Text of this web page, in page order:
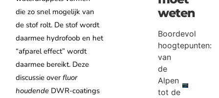
die zo snel mogelijk van
de stof rolt. De stof wordt
daarmee hydrofoob en het
“afparel effect” wordt
daarmee bereikt. Deze
discussie overfluor
houdende DWR-coatings
weten
Boordevol
hoogtepunten:
van
de
Alpen
tot de